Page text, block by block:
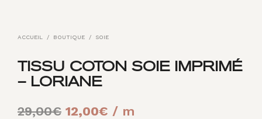
ACCUEIL / BOUTIQUE / SOIE
TISSU COTON SOIE IMPRIMÉ
– LORIANE
29,00€ Le
12,00€ Le
/ m